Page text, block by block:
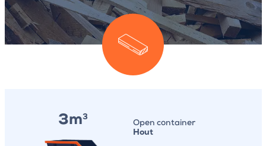
3m3
Open container
Hout